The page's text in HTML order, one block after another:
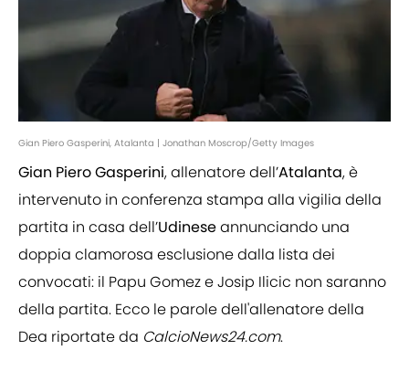
Gian Piero Gasperini, Atalanta | Jonathan Moscrop/Getty Images
Gian PieroGasperini, allenatore dell’Atalanta, è
intervenuto in conferenza stampa alla vigilia della
partita in casa dell’Udineseannunciando una
doppia clamorosa esclusione dalla lista dei
convocati: il Papu Gomez e Josip Ilicic non saranno
della partita. Ecco le parole dell'allenatore della
Dea riportate da CalcioNews24.com.